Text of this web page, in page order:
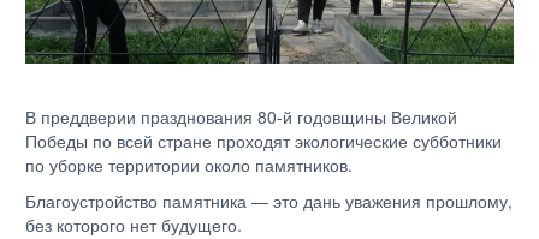
В преддверии празднования 80-й годовщины Великой
Победы по всей стране проходят экологические субботники
по уборке территории около памятников.
Благоустройство памятника — это дань уважения прошлому,
без которого нет будущего.